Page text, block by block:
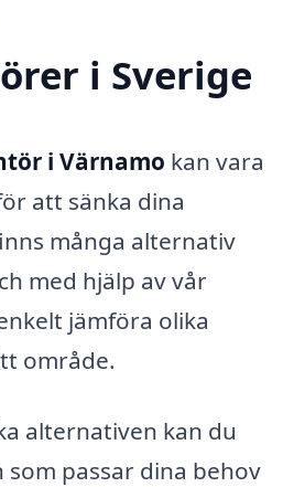
i Sverige
i Värnamo kan vara
att sänka dina
många alternativ
med hjälp av vår
jämföra olika
område.
alternativen kan du
passar dina behov